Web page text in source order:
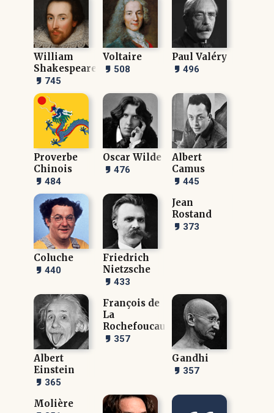
William
Shakespeare
745
Voltaire
508
Paul Valéry
496
Proverbe
Chinois
484
Oscar Wilde
476
Albert
Camus
445
Coluche
440
Friedrich
Nietzsche
433
Jean
Rostand
373
Albert
Einstein
365
François de
La
Rochefoucauld
357
Gandhi
357
Molière